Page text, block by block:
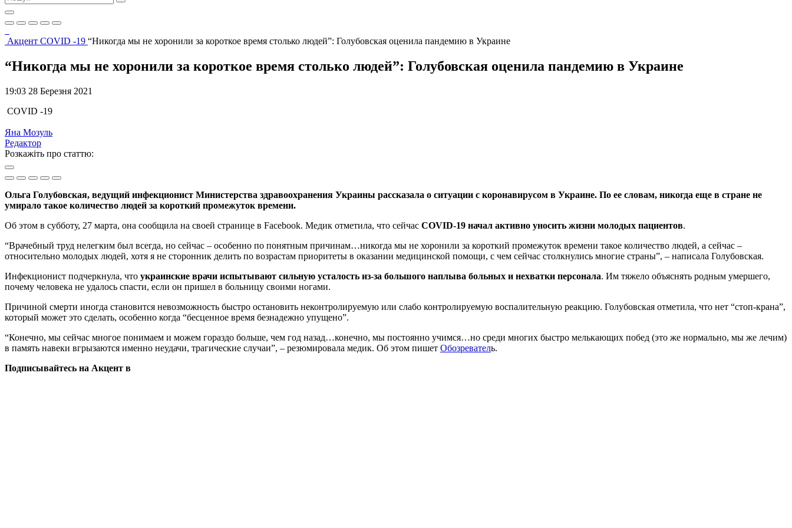
Акцент COVID -19 “Никогда мы не хоронили за короткое время столько людей”: Голубовская оценила пандемию в Украине
“Никогда мы не хоронили за короткое время столько людей”: Голубовская оценила пандемию в Украине
19:03 28 Березня 2021
COVID -19
Яна Мозуль
Редактор
Розкажіть про статтю:
Ольга Голубовская, ведущий инфекционист Министерства здравоохранения Украины рассказала о ситуации с коронавирусом в Украине. По ее словам, никогда еще в стране не
умирало такое количество людей за короткий промежуток времени.
Об этом в субботу, 27 марта, она сообщила на своей странице в Facebook. Медик отметила, что сейчас COVID-19 начал активно уносить жизни молодых пациентов.
“Врачебный труд нелегким был всегда, но сейчас – особенно по понятным причинам…никогда мы не хоронили за короткий промежуток времени такое количество людей, а сейчас –
относительно молодых людей, хотя я не сторонник делить по возрастам приоритеты в оказании медицинской помощи, с чем сейчас столкнулись многие страны”, – написала Голубовская.
Инфекционист подчеркнула, что украинские врачи испытывают сильную усталость из-за большого наплыва больных и нехватки персонала. Им тяжело объяснять родным умершего,
почему человека не удалось спасти, если он пришел в больницу своими ногами.
Причиной смерти иногда становится невозможность быстро остановить неконтролируемую или слабо контролируемую воспалительную реакцию. Голубовская отметила, что нет “стоп-крана”,
который может это сделать, особенно когда “бесценное время безнадежно упущено”.
“Конечно, мы сейчас многое понимаем и можем гораздо больше, чем год назад…конечно, мы постоянно учимся…но среди многих быстро мелькающих побед (это же нормально, мы же лечим)
в память навеки вгрызаются именно неудачи, трагические случаи”, – резюмировала медик. Об этом пишет Обозреватель.
Подписывайтесь на Акцент в